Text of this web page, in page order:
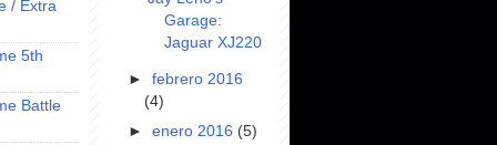
/ Extra
5th
Battle
Garage:
Jaguar XJ220
►febrero 2016
(4)
►enero 2016 (5)